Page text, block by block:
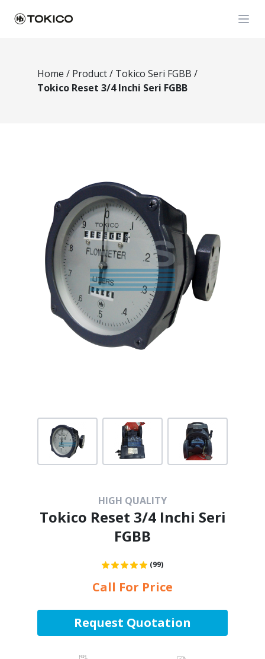
Home / Product/ Tokico Seri FGBB /
Tokico Reset 3/4 Inchi Seri FGBB
HIGH QUALITY
Tokico Reset 3/4 Inchi Seri
FGBB
(99)
Call For Price
Request Quotation